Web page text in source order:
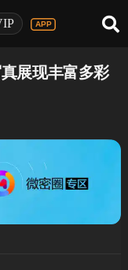
展现丰富多彩